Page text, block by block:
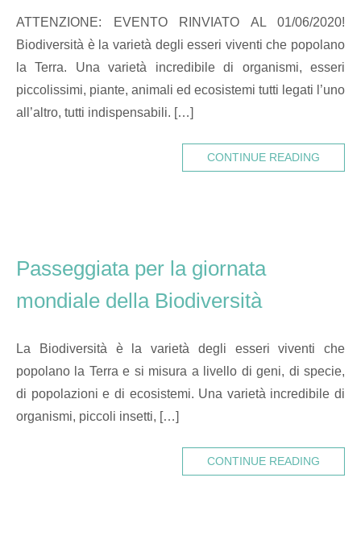
ATTENZIONE: EVENTO RINVIATO AL 01/06/2020!
Biodiversità è la varietà degli esseri viventi che popolano
la Terra. Una varietà incredibile di organismi, esseri
piccolissimi, piante, animali ed ecosistemi tutti legati l’uno
all’altro, tutti indispensabili. […]
CONTINUE READING
Passeggiata per la giornata
mondiale della Biodiversità
La Biodiversità è la varietà degli esseri viventi che
popolano la Terra e si misura a livello di geni, di specie,
di popolazioni e di ecosistemi. Una varietà incredibile di
organismi, piccoli insetti, […]
CONTINUE READING